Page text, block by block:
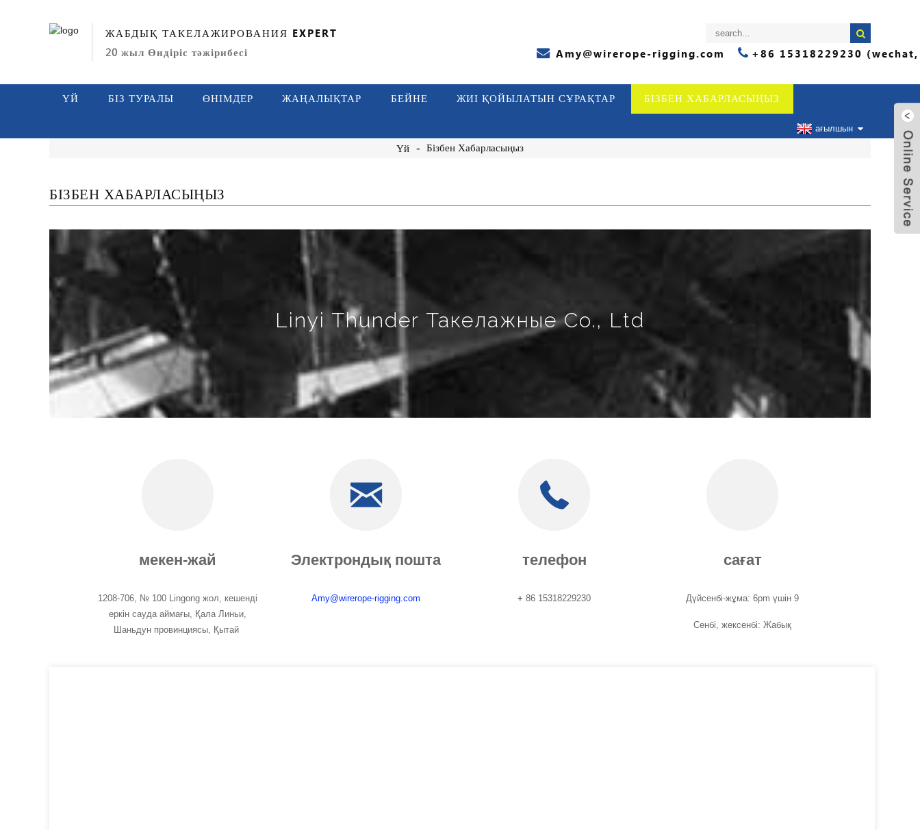
ЖАБДЫҚ ТАКЕЛАЖИРОВАНИЯ EXPERT
20 жыл Өндіріс тәжірибесі
Amy@wirerope-rigging.com +86 15318229230
ҮЙ БІЗ ТУРАЛЫ ӨНІМДЕР ЖАҢАЛЫҚТАР БЕЙНЕ ЖИІ ҚОЙЫЛАТЫН СҰРАҚТАР БІЗБЕН ХАБАРЛАСЫҢЫЗ
ағылшын
Үй Бізбен Хабарласыңыз
БІЗБЕН ХАБАРЛАСЫҢЫЗ
Linyi Thunder Такелажные Co., Ltd
мекен-жай
1208-706, № 100 Lingong жол, кешенді
еркін сауда аймағы, Қала Линьи,
Шаньдун провинциясы, Қытай
Электрондық пошта
Amy@wirerope-rigging.com
телефон
+ 86 15318229230
сағат
Дүйсенбі-жұма: 6pm үшін 9
Сенбі, жексенбі: Жабық